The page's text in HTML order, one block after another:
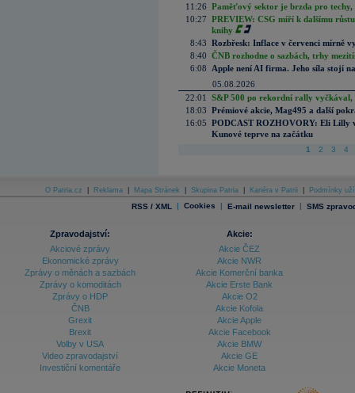
11:26 Paměťový sektor je brzda pro techy,
10:27 PREVIEW: CSG míří k dalšímu
knihy
8:43 Rozbřesk: Inflace v červenci mírně
8:40 ČNB rozhodne o sazbách, trhy
6:08
Apple není AI firma. Jeho síla stojí
05.08.2026
22:01
S&P 500 po rekordní rally vyčkával,
18:03 Prémiové akcie, Mag495 a další
16:05 PODCAST ROZHOVORY: Eli Lilly
Kunové teprve na začátku
1 2 3 4
O Patria.cz Reklama Mapa Stránek Skupina Patria Kariéra v Patrii Podmínky
RSS / XML | Cookies | E-mail newsletter | SMS
Zpravodajství:
Akciové zprávy
Ekonomické zprávy
Zprávy o měnách a sazbách
Zprávy o komoditách
Zprávy o HDP
ČNB
Grexit
Brexit
Volby v USA
Video zpravodajství
Investiční komentáře
Akcie:
Akcie ČEZ
Akcie NWR
Akcie Komerční banka
Akcie Erste Bank
Akcie O2
Akcie Kofola
Akcie Apple
Akcie Facebook
Akcie BMW
Akcie GE
Akcie Moneta